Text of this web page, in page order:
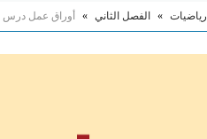
رياضيات » الفصل الثاني » أوراق عمل درس